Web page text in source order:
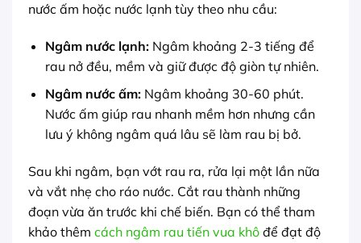
nước ấm hoặc nước lạnh tùy theo nhu cầu:
Ngâm nước lạnh:Ngâm khoảng 2-3 tiếng để
rau nở đều, mềm và giữ được độ giòn tự nhiên.
Ngâm nước ấm:Ngâm khoảng 30-60 phút.
Nước ấm giúp rau nhanh mềm hơn nhưng cần
lưu ý không ngâm quá lâu sẽ làm rau bị bở.
Sau khi ngâm, bạn vớt rau ra, rửa lại một lần nữa
và vắt nhẹ cho ráo nước. Cắt rau thành những
đoạn vừa ăn trước khi chế biến. Bạn có thể tham
khảo thêm cách ngâm rau tiến vua khô để đạt độ